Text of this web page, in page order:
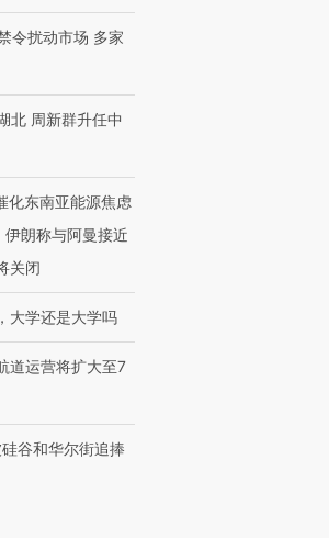
令扰动市场 多家
北 周新群升任中
化东南亚能源焦虑
朗称与阿曼接近
关闭
大学还是大学吗
道运营将扩大至7
谷和华尔街追捧